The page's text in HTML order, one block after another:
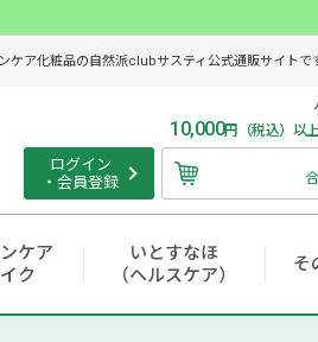
ケア化粧品の自然派clubサスティ公式通販サイトで
ログイン
・会員登録
10,000円（税込）以
ケア
ク
いとすなほ
（ヘルスケア）
そ